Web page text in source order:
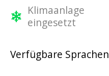
Klimaanlage
eingesetzt
Verfügbare